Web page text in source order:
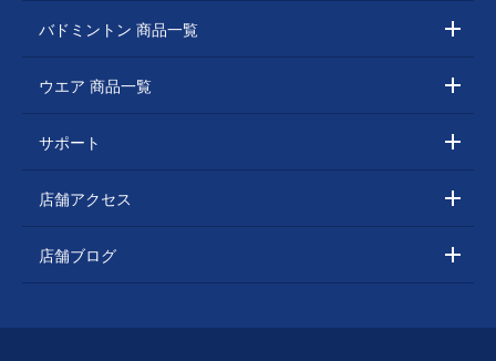
バドミントン 商品一覧
ウエア 商品一覧
サポート
店舗アクセス
店舗ブログ